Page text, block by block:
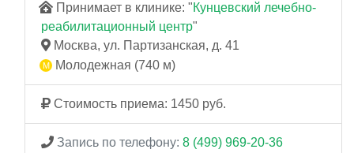
Принимает в клинике: "Кунцевский лечебно-
реабилитационный центр"
Москва, ул. Партизанская, д. 41
Молодежная (740 м)
Стоимость приема: 1450 руб.
Запись по телефону: 8 (499) 969-20-36